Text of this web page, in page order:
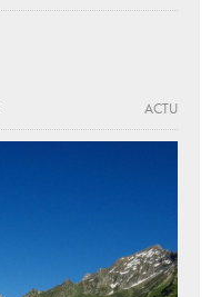
ACTU